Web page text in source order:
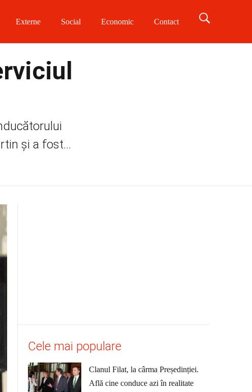
Externe Social Economic Contact
și a fost...
Cele mai populare
Clanul Filat, la cârma Președinției.
Află cine conduce azi în realitate